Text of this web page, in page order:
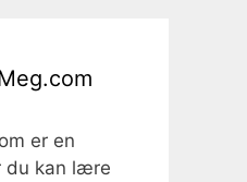
er en
du kan lære